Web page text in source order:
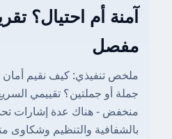
آمنة أم احتيال؟
مفصل
جملة أو جملتين؟ تقييمي السريع:
منخفض - هناك عدة إشارات
بالشفافية والتنظيم وشكاوى